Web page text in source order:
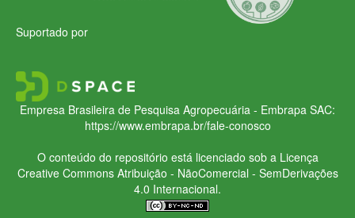
Suportado por
Empresa Brasileira de Pesquisa Agropecuária - Embrapa SAC:
https://www.embrapa.br/fale-conosco
O conteúdo do repositório está licenciado sob a Licença
Creative CommonsAtribuição - NãoComercial - SemDerivações
4.0 Internacional.